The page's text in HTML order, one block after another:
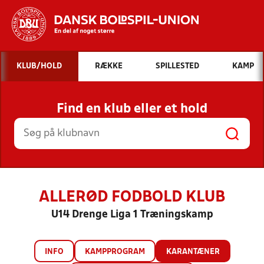
Hvad vil du søge efter?
INDHOLD OG NYHEDER
STILLINGER, RESULTATER, KLUBBER OG
HOLD
KLUB/HOLD RÆKKE SPILLESTED KAMP
Find en klub eller et hold
ALLERØD FODBOLD KLUB
U14 Drenge Liga 1 Træningskamp
INFO KAMPPROGRAM KARANTÆNER